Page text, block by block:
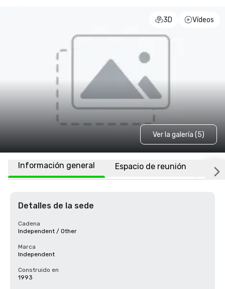
3D Vídeos
Ver la galería (5)
Información general Espacio de reunión
Detalles de la sede
Cadena
Independent / Other
Marca
Independent
Construido en
1993